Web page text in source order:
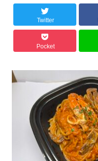
Twitter
Pocket